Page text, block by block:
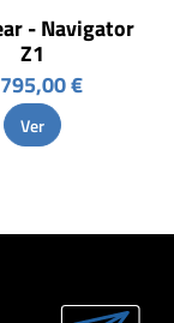
- Navigator
Z1
€
Ver